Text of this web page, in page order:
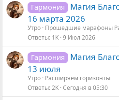
Гармония
Магия
16 марта 2026
Утро Прошедшие марафоны
Ответы 1K 9 Июл 2026
Гармония
Магия
13 июля
Утро Расширяем горизонты
Ответы 2K Сегодня в 05:30